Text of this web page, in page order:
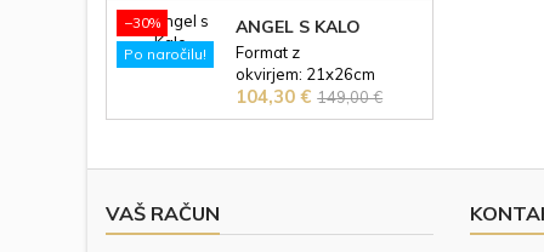
slikarske šole Angels
embellished with
Swarovski® Ob nakupu
slike prejmete certifikat
Angels Art in posvetilo
−30%
Po naročilu!
ANGEL S KALO
Format z
okvirjem: 21x26cm
Format slike: 14x20 cm
Mešana tehnika Ob
Cena
104,30 € Redna
cena
149,00 €
VAŠ RAČUN